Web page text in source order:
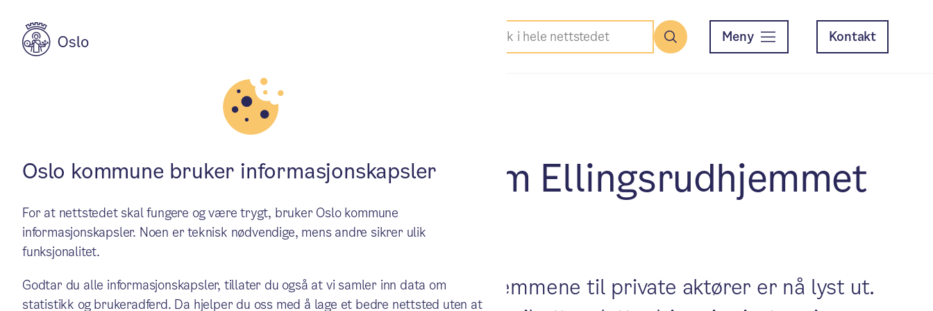
Meny Kontakt
Inviterer til konkurranse om Ellingsrudhjemmet
og Langerudhjemmet
Anbudet som skal overføre driften av disse to hjemmene til private aktører er nå lyst ut.
Oslo kommune bruker informasjonskapsler
For at nettstedet skal fungere og være trygt, bruker Oslo kommune
informasjonskapsler. Noen er teknisk nødvendige, mens andre sikrer ulik
funksjonalitet.
Godtar du alle informasjonskapsler, tillater du også at vi samler inn data om
statistikk og brukeradferd. Da hjelper du oss med å lage et bedre nettsted uten at